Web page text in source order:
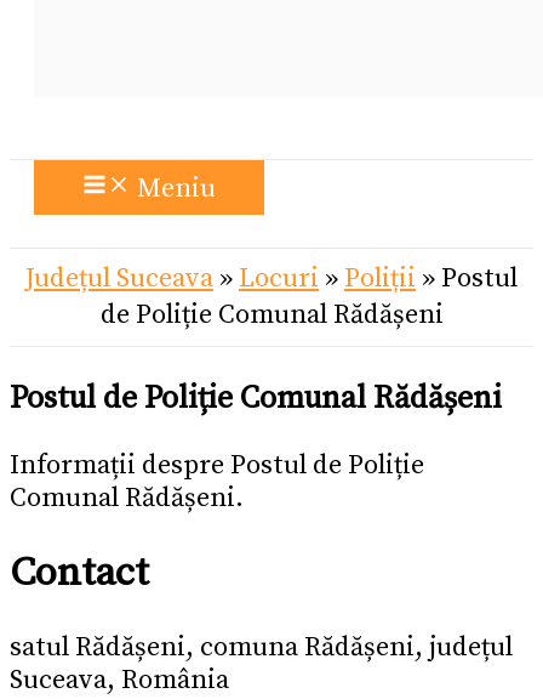
Meniu
Județul Suceava » Locuri » Poliții » Postul
de Poliție Comunal Rădășeni
Postul de Poliție Comunal Rădășeni
Informații despre Postul de Poliție
Comunal Rădășeni.
Contact
satul Rădășeni, comuna Rădășeni, județul
Suceava, România